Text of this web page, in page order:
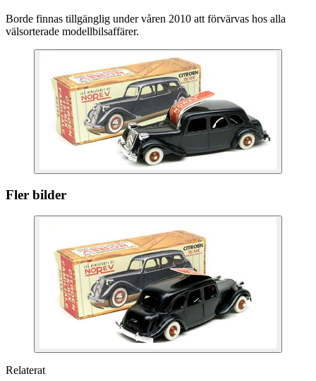
Borde finnas tillgänglig under våren 2010 att förvärvas hos alla
välsorterade modellbilsaffärer.
Fler bilder
Relaterat